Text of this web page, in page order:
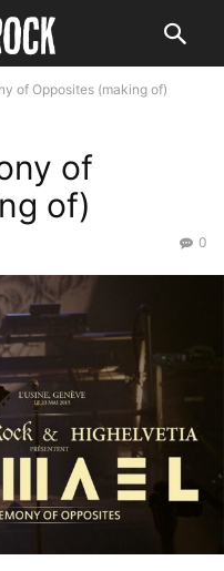
of Opposites (making of)
of
of)
0